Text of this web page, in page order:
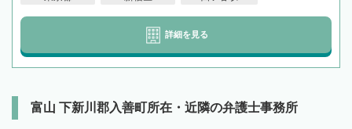
詳細を見る
富山 下新川郡入善町所在・近隣の弁護士事務所